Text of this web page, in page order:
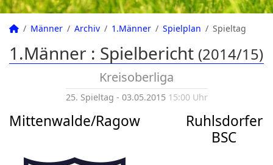
Männer Archiv 1.Männer Spielplan Spieltag
1.Männer : Spielbericht (2014/15)
Kreisoberliga
25. Spieltag - 03.05.2015 15:00 Uhr
Mittenwalde/Ragow
Ruhlsdorfer
BSC